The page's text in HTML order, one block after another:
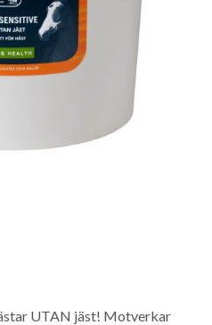
UTAN jäst! Motverkar